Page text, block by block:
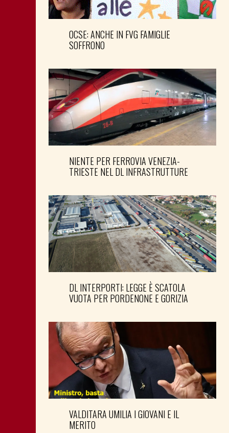
OCSE: ANCHE IN FVG FAMIGLIE
SOFFRONO
NIENTE PER FERROVIA VENEZIA-
TRIESTE NEL DL INFRASTRUTTURE
DL INTERPORTI: LEGGE È SCATOLA
VUOTA PER PORDENONE E GORIZIA
VALDITARA UMILIA I GIOVANI E IL
MERITO